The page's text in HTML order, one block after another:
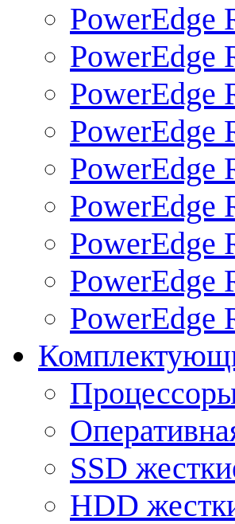
PowerEdge
PowerEdge
PowerEdge
PowerEdge
PowerEdge
PowerEdge
PowerEdge
PowerEdge
PowerEdge
SSD
HDD